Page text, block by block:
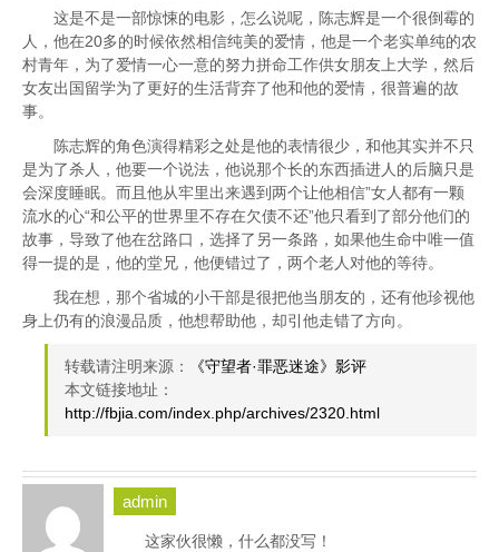
这是不是一部惊悚的电影，怎么说呢，陈志辉是一个很倒霉的
人，他在20多的时候依然相信纯美的爱情，他是一个老实单纯的农
村青年，为了爱情一心一意的努力拼命工作供女朋友上大学，然后
女友出国留学为了更好的生活背弃了他和他的爱情，很普遍的故
事。
陈志辉的角色演得精彩之处是他的表情很少，和他其实并不只
是为了杀人，他要一个说法，他说那个长的东西插进人的后脑只是
会深度睡眠。而且他从牢里出来遇到两个让他相信”女人都有一颗
流水的心“和公平的世界里不存在欠债不还”他只看到了部分他们的
故事，导致了他在岔路口，选择了另一条路，如果他生命中唯一值
得一提的是，他的堂兄，他便错过了，两个老人对他的等待。
我在想，那个省城的小干部是很把他当朋友的，还有他珍视他
身上仍有的浪漫品质，他想帮助他，却引他走错了方向。
转载请注明来源：
《守望者·罪恶迷途》影评
本文链接地址：
http://fbjia.com/index.php/archives/2320.html
admin
这家伙很懒，什么都没写！